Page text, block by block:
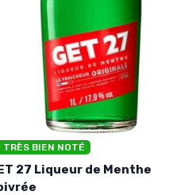
TRÈS BIEN NOTÉ
27 Liqueur de Menthe